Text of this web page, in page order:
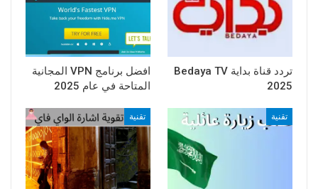
تردد قناة بداية Bedaya TV
2025
افضل برنامج VPN المجانية
المتاحة في عام 2025
تقنية تقنية